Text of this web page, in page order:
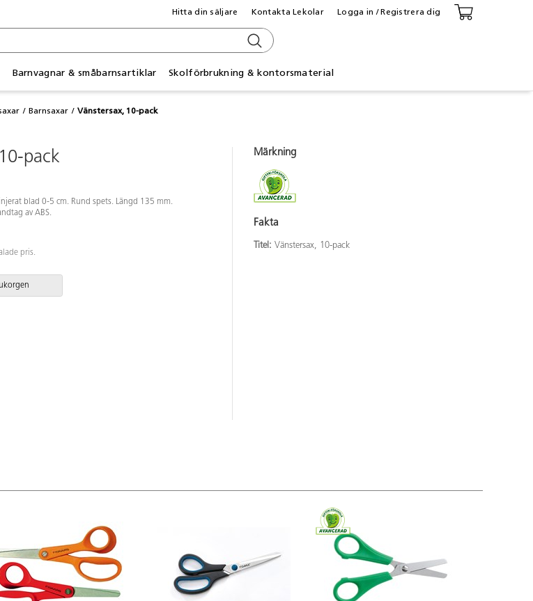
Barnvagnar & småbarnsartiklar Skolförbrukning & kontorsmaterial
Hitta din säljare Kontakta Lekolar Logga in / Registrera dig
Barnsaxar Vänstersax, 10-pack
pack
blad 0-5 cm. Rund spets. Längd 135 mm.
av ABS.
pris.
Märkning
Fakta
Titel:Vänstersax, 10-pack